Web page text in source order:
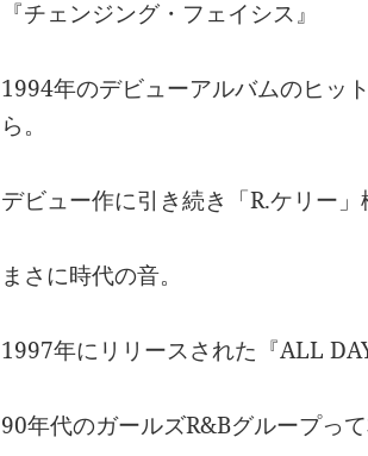
『チェンジング・フェイシス』
1994年のデビューアルバムのヒッ
ら。
デビュー作に引き続き「R.ケリー」
まさに時代の音。
1997年にリリースされた『ALL
90年代のガールズR&Bグループっ